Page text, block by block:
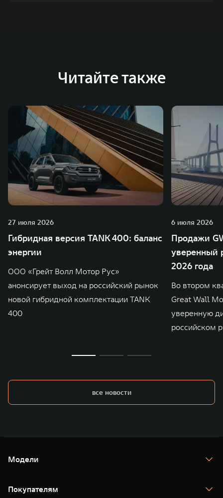
Читайте также
27 июля 2026
Гибридная версия TANK 400: баланс
энергии
ООО «Грейт Волл Мотор Рус»
анонсирует выход на российский рынок
новой гибридной комплектации TANK
400
6 июля 2026
Продажи
уверенный
2026 года
Во втором
Great Wall
уверенную
российском
все новости
Модели
TANK 400
TANK 500
Покупателям